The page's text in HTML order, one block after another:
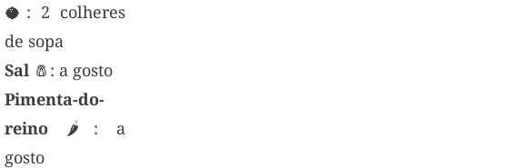
🥥: 2 colheres
de sopa
Sal🧂: a gosto
Pimenta-do-
reino🌶️: a
gosto